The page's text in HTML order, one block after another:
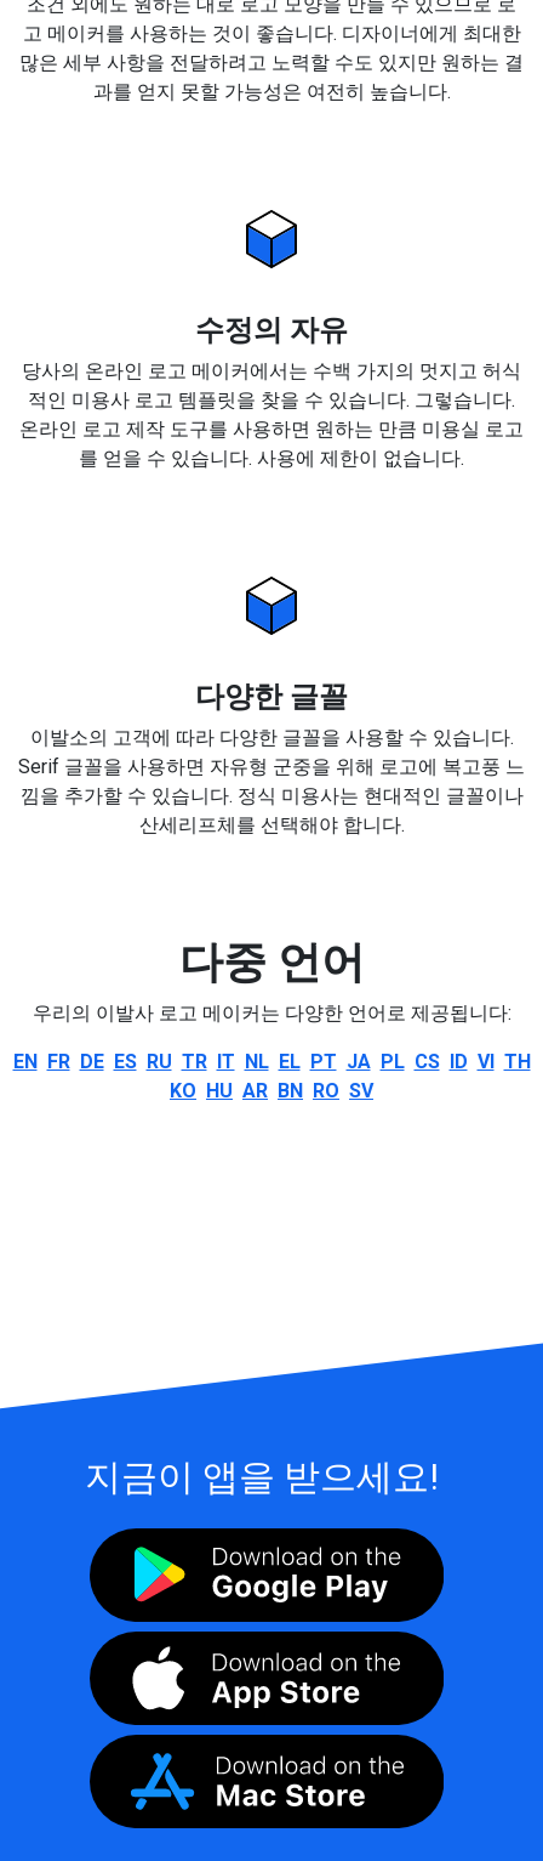
고 메이커를 사용하는 것이 좋습니다. 디자이너에게 최대한
많은 세부 사항을 전달하려고 노력할 수도 있지만 원하는 결
과를 얻지 못할 가능성은 여전히 높습니다.
수정의 자유
당사의 온라인 로고 메이커에서는 수백 가지의 멋지고 허식
적인 미용사 로고 템플릿을 찾을 수 있습니다. 그렇습니다.
온라인 로고 제작 도구를 사용하면 원하는 만큼 미용실 로고
를 얻을 수 있습니다. 사용에 제한이 없습니다.
다양한 글꼴
이발소의 고객에 따라 다양한 글꼴을 사용할 수 있습니다.
Serif 글꼴을 사용하면 자유형 군중을 위해 로고에 복고풍 느
낌을 추가할 수 있습니다. 정식 미용사는 현대적인 글꼴이나
산세리프체를 선택해야 합니다.
다중 언어
우리의 이발사 로고 메이커는 다양한 언어로 제공됩니다:
EN FR DE ES RU TR IT NL EL PT JA PL CS ID VI TH
KO HU AR BN RO SV
지금이 앱을 받으세요!